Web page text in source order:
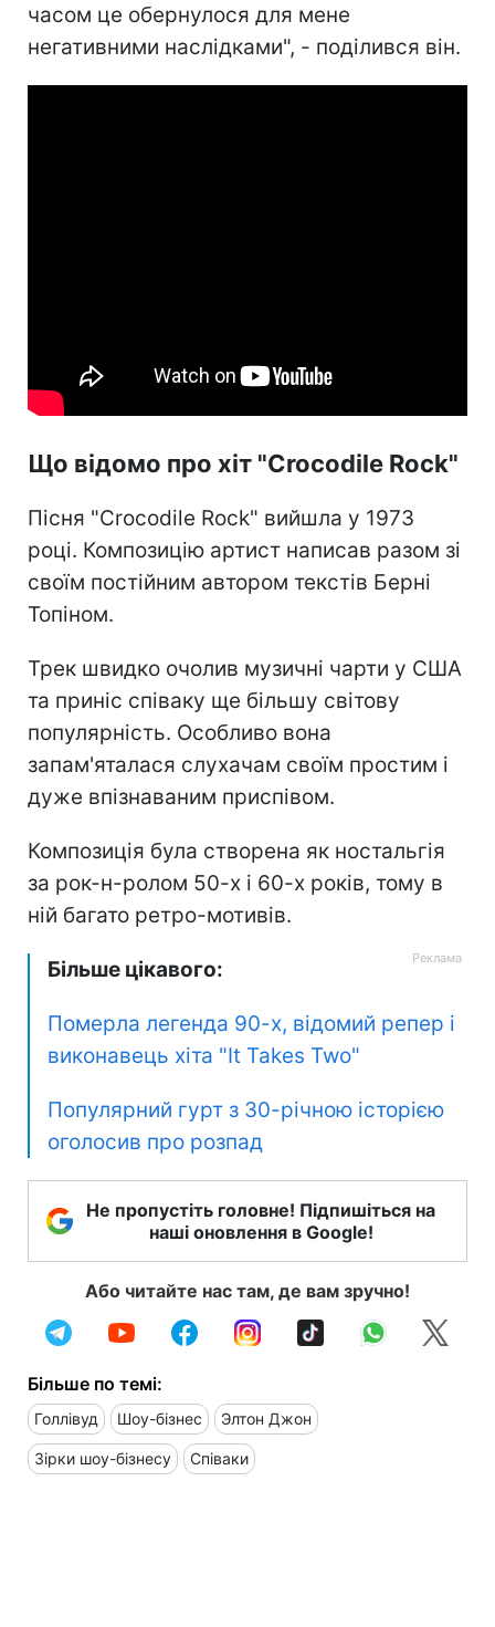
часом це обернулося для мене
негативними наслідками", - поділився він.
Що відомо про хіт "Crocodile Rock"
Пісня "Crocodile Rock" вийшла у 1973
році. Композицію артист написав разом зі
своїм постійним автором текстів Берні
Топіном.
Трек швидко очолив музичні чарти у США
та приніс співаку ще більшу світову
популярність. Особливо вона
запам'яталася слухачам своїм простим і
дуже впізнаваним приспівом.
Композиція була створена як ностальгія
за рок-н-ролом 50-х і 60-х років, тому в
ній багато ретро-мотивів.
Більше цікавого:
Померла легенда 90-х, відомий репер і
виконавець хіта "It Takes Two"
Популярний гурт з 30-річною історією
оголосив про розпад
Не пропустіть головне! Підпишіться на
наші оновлення в Google!
Або читайте нас там, де вам зручно!
Більше по темі:
Голлівуд Шоу-бізнес Элтон Джон
Зірки шоу-бізнесу Співаки